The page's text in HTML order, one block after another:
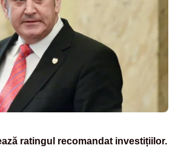
ratingul recomandat investițiilor.